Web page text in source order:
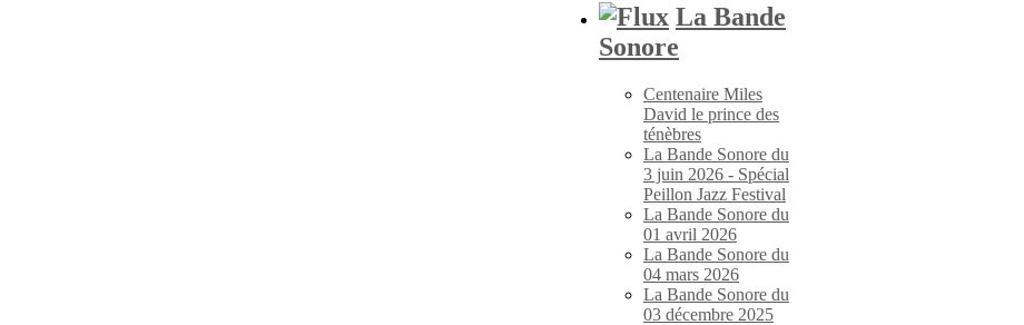
La Bande
Sonore
Centenaire Miles
David le prince des
ténèbres
La Bande Sonore du
3 juin 2026 - Spécial
Peillon Jazz Festival
La Bande Sonore du
01 avril 2026
La Bande Sonore du
04 mars 2026
La Bande Sonore du
03 décembre 2025